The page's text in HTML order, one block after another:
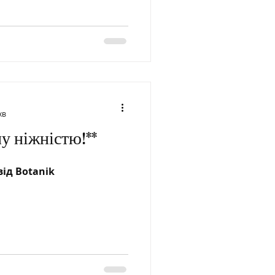
Характеристики
Зовнішній вигляд :
ніжністю!**
Botanik